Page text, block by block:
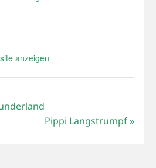
anzeigen
Pippi Langstrumpf»